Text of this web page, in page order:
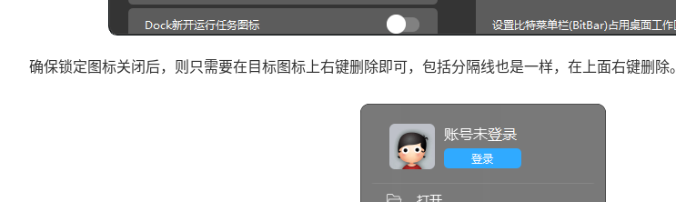
确保锁定图标关闭后，则只需要在目标图标上右键删除即可，包括分隔线也是一样，在上面右键删除。